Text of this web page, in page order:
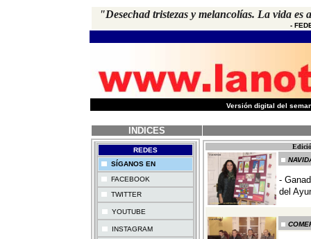
"Desechad tristezas y melancolías. La vida
-
Versión digital del
INDICES